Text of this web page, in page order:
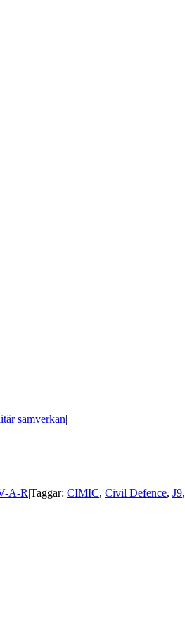
samverkan|
A-R|Taggar: CIMIC, Civil Defence, J9,